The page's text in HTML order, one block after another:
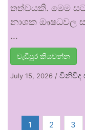
තත්වයකි. මෙම
නාශක ඖෂධවල
…
වැඩිපුර කියවන්න
July 15, 2026 / විනිවිද
1 2 3